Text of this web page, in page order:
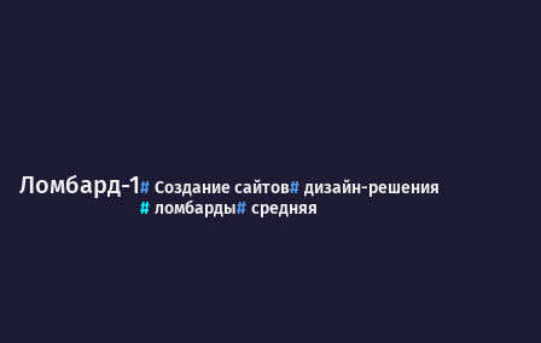
Ломбард-1 Создание сайтов
дизайн-решения
ломбарды
средняя